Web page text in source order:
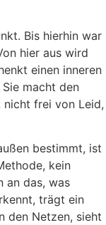
Bis hierhin war
hier aus wird
einen inneren
macht den
nicht frei von Leid,
bestimmt, ist
kein
an das, was
trägt ein
den Netzen, sieht